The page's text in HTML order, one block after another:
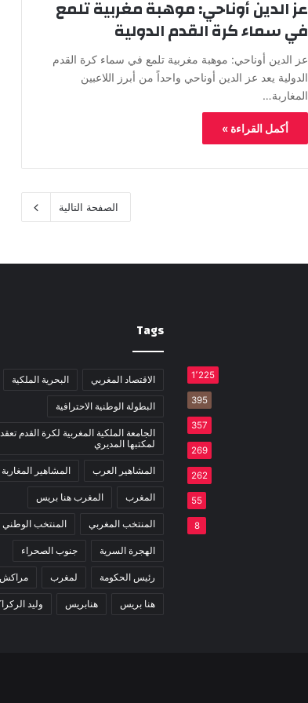
عز الدين أوناحي: موهبة مغربية تلمع
في سماء كرة القدم الدولية
عز الدين أوناحي: موهبة مغربية تلمع في سماء كرة القدم
الدولية يعد عز الدين أوناحي واحداً من أبرز اللاعبين
المغاربة…
أكمل القراءة »
الصفحة التالية
1٬225
395
357
269
262
55
8
Tags
الاقتصاد المغربي البحرية الملكية
البطولة الوطنية الاحترافية
الجامعة الملكية المغربية لكرة القدم
لمكتبها المديري
المشاهير العرب المشاهير المغاربة
المغرب المغرب هنا بريس
المنتخب المغربي المنتخب الوطني
الهجرة السرية جنوب الصحراء
رئيس الحكومة لمغرب مراكش
هنا بريس هنابريس وليد